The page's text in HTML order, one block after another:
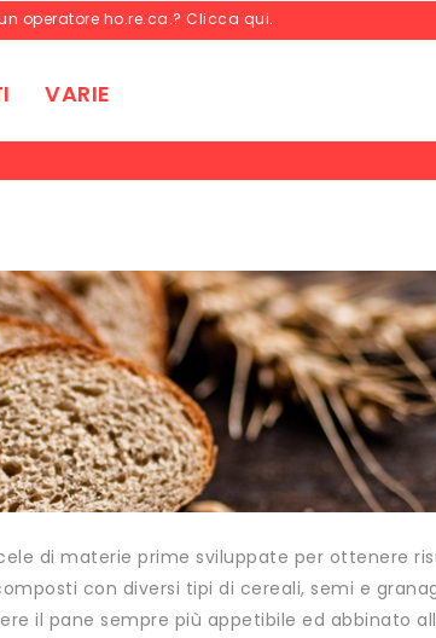
operatore ho.re.ca.? Clicca qui.
VARIE
di materie prime sviluppate per ottenere
con diversi tipi di cereali, semi e
il pane sempre più appetibile ed abbinato